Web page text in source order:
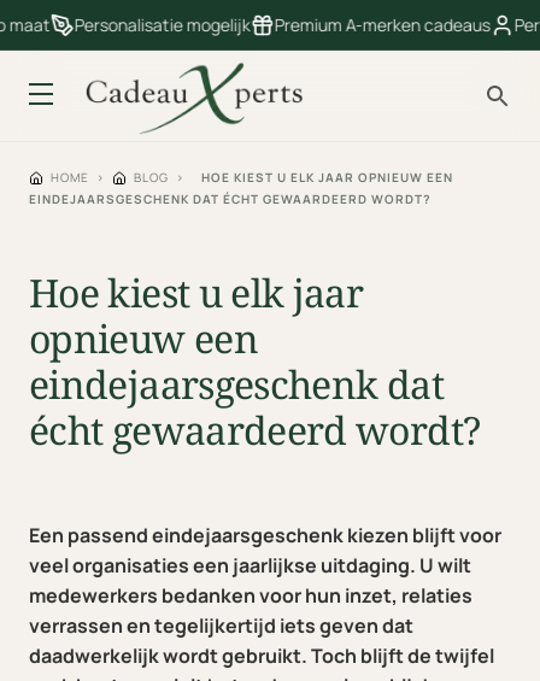
Personalisatie mogelijk Premium A-merken cadeaus
HOME > BLOG >
HOE KIEST U ELK JAAR OPNIEUW EEN
EINDEJAARSGESCHENK DAT ÉCHT GEWAARDEERD WORDT?
Hoe kiest u elk jaar
opnieuw een
eindejaarsgeschenk dat
écht gewaardeerd wordt?
Een passend eindejaarsgeschenk kiezen blijft voor
veel organisaties een jaarlijkse uitdaging. U wilt
medewerkers bedanken voor hun inzet, relaties
verrassen en tegelijkertijd iets geven dat
daadwerkelijk wordt gebruikt. Toch blijft de twijfel